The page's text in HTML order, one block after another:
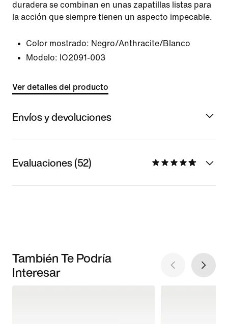
duradera se combinan en unas zapatillas listas para
la acción que siempre tienen un aspecto impecable.
Color mostrado: Negro/Anthracite/Blanco
Modelo: IO2091-003
Ver detalles del producto
Envíos y devoluciones
Evaluaciones (52)
También Te Podría
Interesar